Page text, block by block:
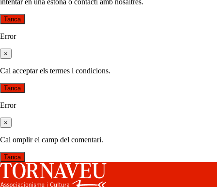
Tanca
Error
×
Cal acceptar els termes i condicions.
Tanca
Error
×
Cal omplir el camp del comentari.
Tanca